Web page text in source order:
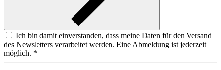
Ich bin damit einverstanden, dass meine Daten für den Versand
des Newsletters verarbeitet werden. Eine Abmeldung ist jederzeit
möglich. *